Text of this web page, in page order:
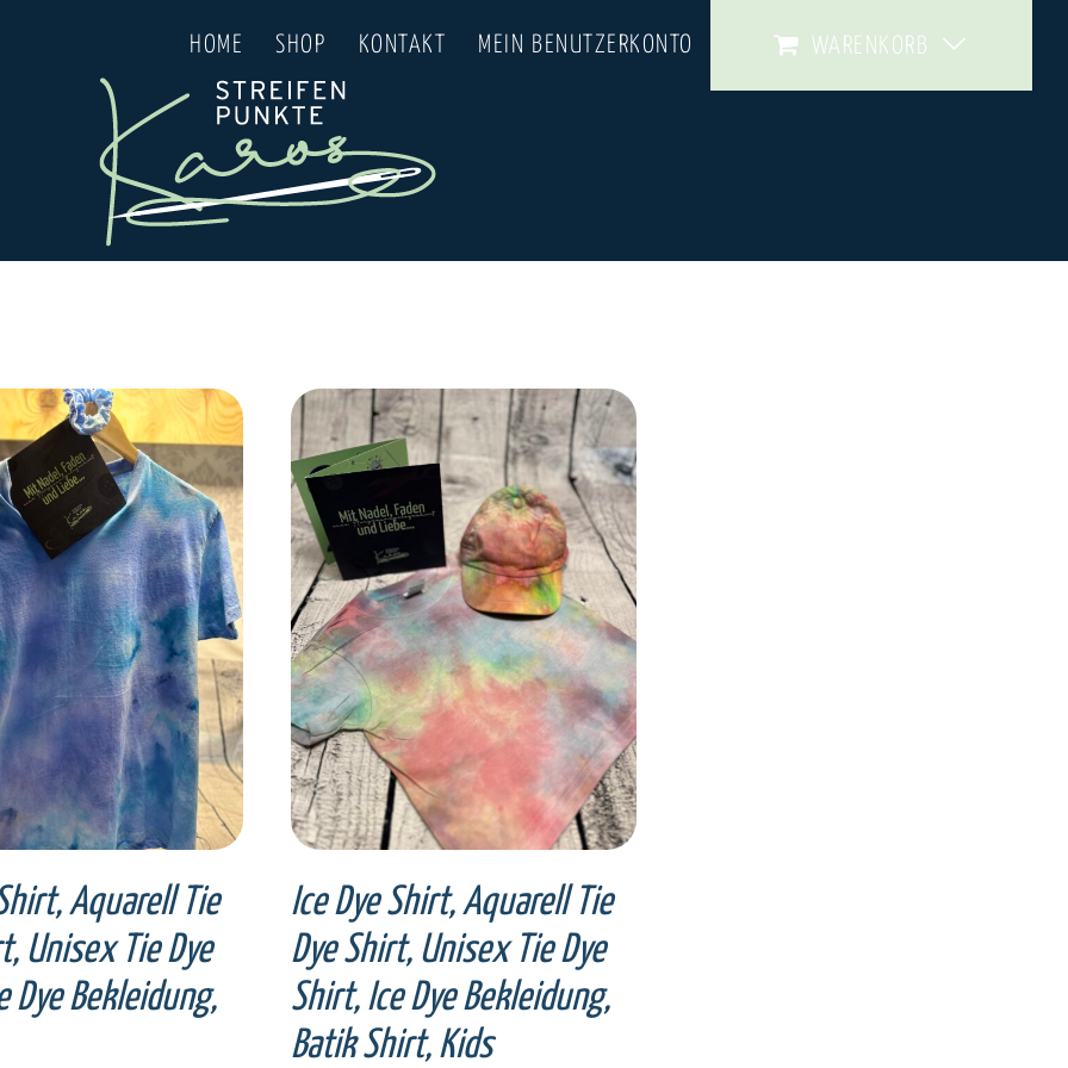
HOME SHOP KONTAKT MEIN BENUTZERKONTO WARENKORB
OPTIONS / DETAILS
Aquarell Tie
Unisex Tie Dye
Dye Bekleidung,
SELECT OPTIONS / DETAILS
Ice Dye Shirt, Aquarell Tie
Dye Shirt, Unisex Tie Dye
Shirt, Ice Dye Bekleidung,
Batik Shirt, Kids